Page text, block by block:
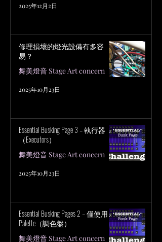
2025年12月2日
修理損壞的燈光設備有多容
易？
舞美燈音 Stage Art concern
2025年10月23日
Essential Busking Page 3 – 執行器
（Executors）
舞美燈音 Stage Art concern
2025年10月23日
Essential Busking Pages 2 – 僅使用
Palette（調色盤）
舞美燈音 Stage Art concern